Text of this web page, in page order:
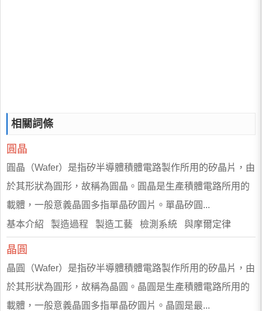
相關詞條
圓晶
圓晶（Wafer）是指矽半導體積體電路製作所用的矽晶片，由
於其形狀為圓形，故稱為圓晶。圓晶是生產積體電路所用的
載體，一般意義晶圓多指單晶矽圓片。單晶矽圓...
基本介紹 製造過程 製造工藝 檢測系統 與摩爾定律
晶圓
晶圓（Wafer）是指矽半導體積體電路製作所用的矽晶片，由
於其形狀為圓形，故稱為晶圓。晶圓是生產積體電路所用的
載體，一般意義晶圓多指單晶矽圓片。晶圓是最...